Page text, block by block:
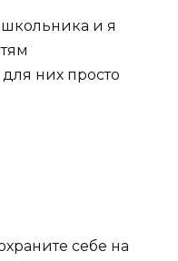
и я
них просто
себе на